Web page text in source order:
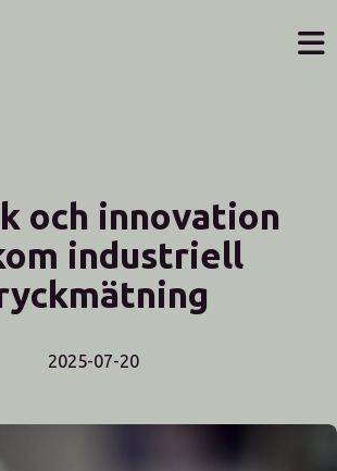
och innovation
industriell
2025-07-20